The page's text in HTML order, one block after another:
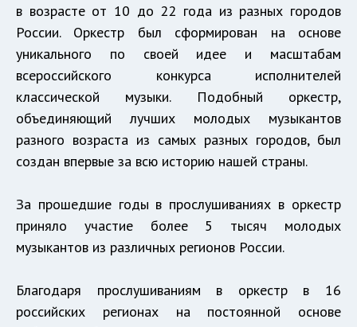
в возрасте от 10 до 22 года из разных городов
России. Оркестр был сформирован на основе
уникального по своей идее и масштабам
всероссийского конкурса исполнителей
классической музыки. Подобный оркестр,
объединяющий лучших молодых музыкантов
разного возраста из самых разных городов, был
создан впервые за всю историю нашей страны.
За прошедшие годы в прослушиваниях в оркестр
приняло участие более 5 тысяч молодых
музыкантов из различных регионов России.
Благодаря прослушиваниям в оркестр в 16
российских регионах на постоянной основе